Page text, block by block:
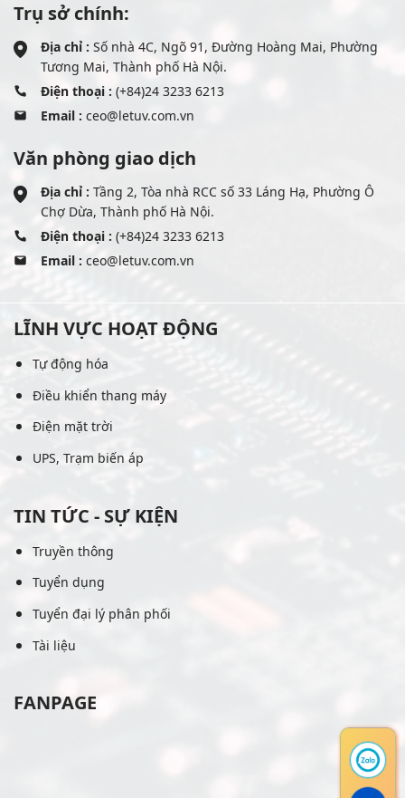
Trụ sở chính:
Địa chỉ : Số nhà 4C, Ngõ 91, Đường Hoàng Mai, Phường
Tương Mai, Thành phố Hà Nội.
Điện thoại : (+84)24 3233 6213
Email : ceo@letuv.com.vn
Văn phòng giao dịch
Địa chỉ : Tầng 2, Tòa nhà RCC số 33 Láng Hạ, Phường Ô
Chợ Dừa, Thành phố Hà Nội.
Điện thoại : (+84)24 3233 6213
Email : ceo@letuv.com.vn
LĨNH VỰC HOẠT ĐỘNG
Tự động hóa
Điều khiển thang máy
Điện mặt trời
UPS, Trạm biến áp
TIN TỨC - SỰ KIỆN
Truyền thông
Tuyển dụng
Tuyển đại lý phân phối
Tài liệu
FANPAGE